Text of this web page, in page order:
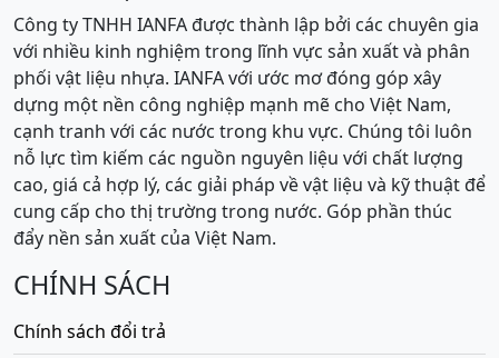
Công ty TNHH IANFA được thành lập bởi các chuyên gia
với nhiều kinh nghiệm trong lĩnh vực sản xuất và phân
phối vật liệu nhựa. IANFA với ước mơ đóng góp xây
dựng một nền công nghiệp mạnh mẽ cho Việt Nam,
cạnh tranh với các nước trong khu vực. Chúng tôi luôn
nỗ lực tìm kiếm các nguồn nguyên liệu với chất lượng
cao, giá cả hợp lý, các giải pháp về vật liệu và kỹ thuật để
cung cấp cho thị trường trong nước. Góp phần thúc
đẩy nền sản xuất của Việt Nam.
CHÍNH SÁCH
Chính sách đổi trả